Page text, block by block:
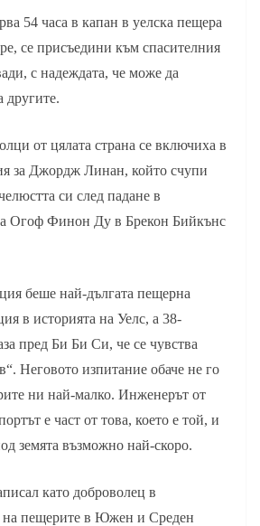
54 часа в капан в уелска пещера
се присъедини към спасителния
с надеждата, че може да
другите.
от цялата страна се включиха в
за Джордж Линан, който счупи
си след падане в
Огоф Финон Ду в Брекон Бийкънс
беше най-дългата пещерна
в историята на Уелс, а 38-
пред Би Би Си, че се чувства
Неговото изпитание обаче не го
ни най-малко. Инженерът от
е част от това, което е той, и
земята възможно най-скоро.
като доброволец в
на пещерите в Южен и Среден